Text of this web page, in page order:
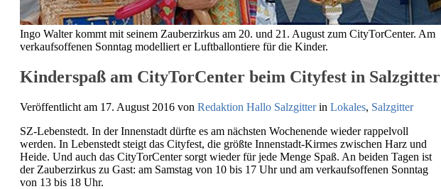
Ingo Walter kommt mit seinem Zauberzirkus am 20. und 21. August zum CityTorCenter. Am
verkaufsoffenen Sonntag modelliert er Luftballontiere für die Kinder.
Kinderspaß am CityTorCenter beim Cityfest in Salzgitter
Veröffentlicht am 17. August 2016 von Redaktion Hallo Salzgitter in Lokales, Salzgitter
SZ-Lebenstedt. In der Innenstadt dürfte es am nächsten Wochenende wieder rappelvoll
werden. In Lebenstedt steigt das Cityfest, die größte Innenstadt-Kirmes zwischen Harz und
Heide. Und auch das CityTorCenter sorgt wieder für jede Menge Spaß. An beiden Tagen ist
der Zauberzirkus zu Gast: am Samstag von 10 bis 17 Uhr und am verkaufsoffenen Sonntag
von 13 bis 18 Uhr.